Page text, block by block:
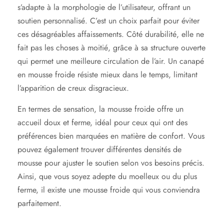
s’adapte à la morphologie de l’utilisateur, offrant un
soutien personnalisé. C’est un choix parfait pour éviter
ces désagréables affaissements. Côté durabilité, elle ne
fait pas les choses à moitié, grâce à sa structure ouverte
qui permet une meilleure circulation de l’air. Un canapé
en mousse froide résiste mieux dans le temps, limitant
l’apparition de creux disgracieux.
En termes de sensation, la mousse froide offre un
accueil doux et ferme, idéal pour ceux qui ont des
préférences bien marquées en matière de confort. Vous
pouvez également trouver différentes densités de
mousse pour ajuster le soutien selon vos besoins précis.
Ainsi, que vous soyez adepte du moelleux ou du plus
ferme, il existe une mousse froide qui vous conviendra
parfaitement.